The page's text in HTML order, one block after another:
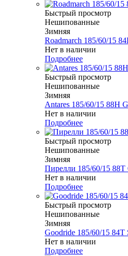
Быстрый просмотр
Нешипованные
Зимняя
Roadmarch 185/60/15
Нет в наличии
Подробнее
Быстрый просмотр
Нешипованные
Зимняя
Antares 185/60/15 88H
Нет в наличии
Подробнее
Быстрый просмотр
Нешипованные
Зимняя
Пирелли 185/60/15
Нет в наличии
Подробнее
Быстрый просмотр
Нешипованные
Зимняя
Goodride 185/60/15 84T
Нет в наличии
Подробнее